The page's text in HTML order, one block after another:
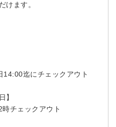
けます。
迄にチェックアウト
】
チェックアウト